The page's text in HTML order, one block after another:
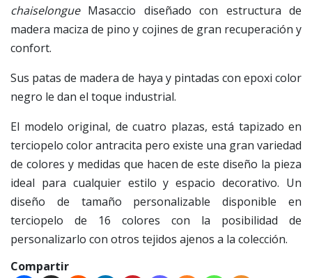
chaiselongueMasaccio diseñado con estructura de
madera maciza de pino y cojines de gran recuperación y
confort.
Sus patas de madera de haya y pintadas con epoxi color
negro le dan el toque industrial.
El modelo original, de cuatro plazas, está tapizado en
terciopelo color antracita pero existe una gran variedad
de colores y medidas que hacen de este diseño la pieza
ideal para cualquier estilo y espacio decorativo. Un
diseño de tamaño personalizable disponible en
terciopelo de 16 colores con la posibilidad de
personalizarlo con otros tejidos ajenos a la colección.
Compartir